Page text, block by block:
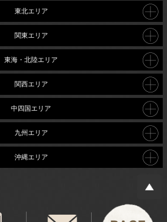
東北エリア
関東エリア
東海・北陸エリア
関西エリア
中四国エリア
九州エリア
沖縄エリア